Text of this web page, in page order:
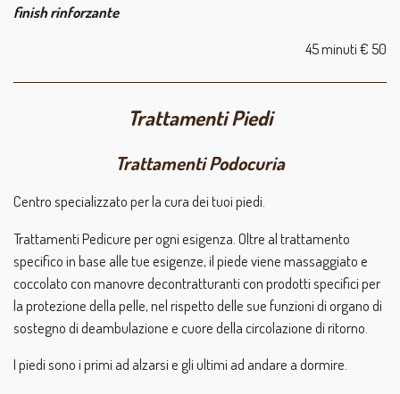
finish rinforzante
45 minuti € 50
Trattamenti Piedi
Trattamenti Podocuria
Centro specializzato per la cura dei tuoi piedi.
Trattamenti Pedicure per ogni esigenza. Oltre al trattamento
specifico in base alle tue esigenze, il piede viene massaggiato e
coccolato con manovre decontratturanti con prodotti specifici per
la protezione della pelle, nel rispetto delle sue funzioni di organo di
sostegno di deambulazione e cuore della circolazione di ritorno.
I piedi sono i primi ad alzarsi e gli ultimi ad andare a dormire.